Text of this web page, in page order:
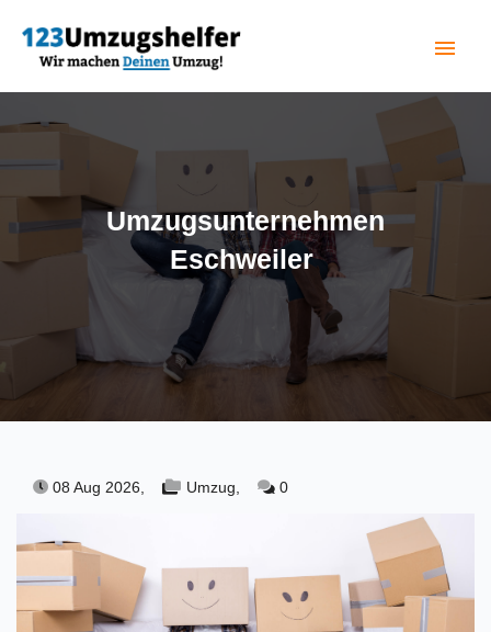
menu
Umzugsunternehmen
Eschweiler
08 Aug 2026, Umzug, 0